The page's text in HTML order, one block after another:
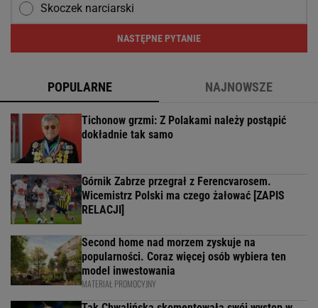
Skoczek narciarski
NASTĘPNE PYTANIE
POPULARNE NAJNOWSZE
Tichonow grzmi: Z Polakami należy postąpić
dokładnie tak samo
Górnik Zabrze przegrał z Ferencvarosem.
Wicemistrz Polski ma czego żałować [ZAPIS
RELACJI]
Second home nad morzem zyskuje na
popularności. Coraz więcej osób wybiera ten
model inwestowania
MATERIAŁ PROMOCYJNY